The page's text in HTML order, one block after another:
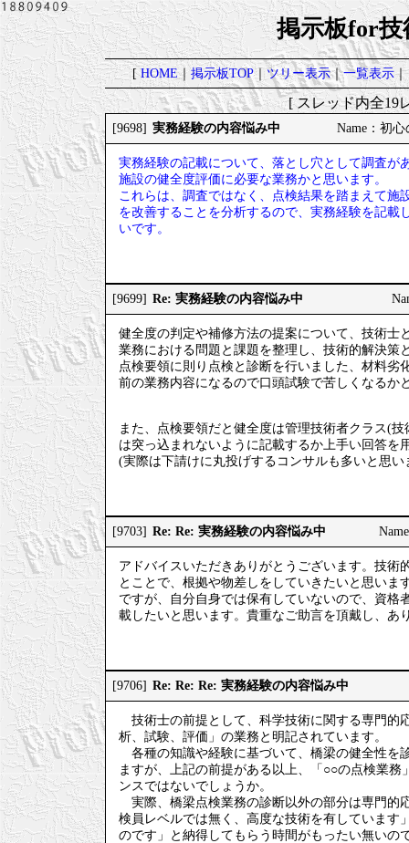
掲示板for技
[HOME｜掲示板TOP｜ツリー表示｜一覧表示｜
[ スレッド内全
[9698] 実務経験の内容悩み中 Name：初
実務経験の記載について、落とし穴として調査が
施設の健全度評価に必要な業務かと思います。
これらは、調査ではなく、点検結果を踏まえて
を改善することを分析するので、実務経験を記
いです。
[9699] Re: 実務経験の内容悩み中
健全度の判定や補修方法の提案について、技術士
業務における問題と課題を整理し、技術的解決策
点検要領に則り点検と診断を行いました、材料
前の業務内容になるので口頭試験で苦しくなるか
また、点検要領だと健全度は管理技術者クラス(
は突っ込まれないように記載するか上手い回答を
(実際は下請けに丸投げするコンサルも多いと思
[9703] Re: Re: 実務経験の内容悩み中
アドバイスいただきありがとうございます。技
とことで、根拠や物差しをしていきたいと思い
ですが、自分自身では保有していないので、資
載したいと思います。貴重なご助言を頂戴し、あ
[9706] Re: Re: Re: 実務経験の内容悩み中
技術士の前提として、科学技術に関する専門的
析、試験、評価」の業務と明記されています。
各種の知識や経験に基づいて、橋梁の健全性を
ますが、上記の前提がある以上、「○○の点検業
ンスではないでしょうか。
実際、橋梁点検業務の診断以外の部分は専門的
検員レベルでは無く、高度な技術を有しています
のです」と納得してもらう時間がもったい無いの